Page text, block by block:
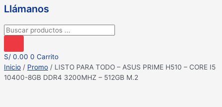
Llámanos
Búsqueda
productos
S/ 0.00 0 Carrito
Inicio / Promo / LISTO PARA TODO – ASUS PRIME H510 – CORE I5
10400-8GB DDR4 3200MHZ – 512GB M.2